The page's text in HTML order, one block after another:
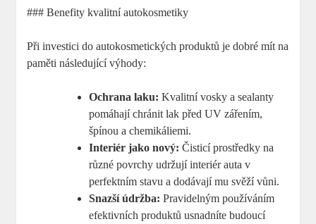
### Benefity kvalitní autokosmetiky
Při investici do autokosmetických produktů je dobré mít na
paměti následující výhody:
Ochrana laku: Kvalitní vosky a sealanty
pomáhají chránit lak před UV zářením,
špínou a chemikáliemi.
Interiér jako nový: Čisticí prostředky na
různé povrchy udržují interiér auta v
perfektním stavu a dodávají mu svěží vůni.
Snazší údržba: Pravidelným používáním
efektivních produktů usnadníte budoucí